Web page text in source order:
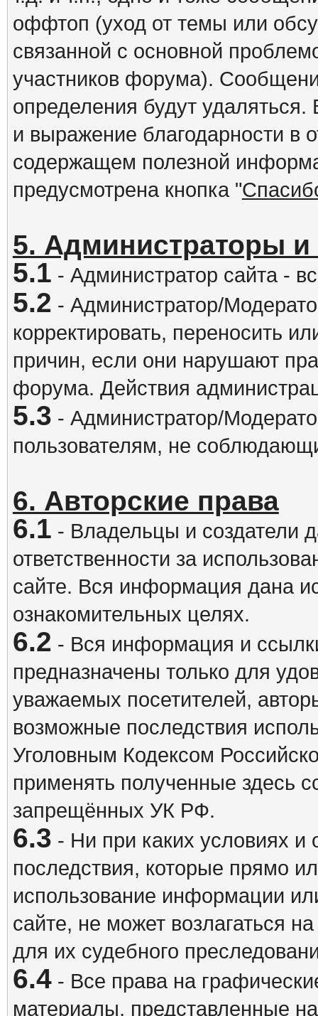
оффтоп (уход от темы или
связанной с основной
участников форума).
определения будут
и выражение благодарности в
содержащем полезной
предусмотрена кнопка "
5. Администраторы
5.1 - Администратор сайта -
5.2 - Администратор/
корректировать, переносить
причин, если они нарушают
форума. Действия
5.3 - Администратор/
пользователям, не
6. Авторские права
6.1 - Владельцы и создатели
ответственности за
сайте. Вся информация дана
ознакомительных целях.
6.2 - Вся информация и
предназначены только для
уважаемых посетителей,
возможные последствия
Уголовным Кодексом
применять полученные здесь
запрещённых УК РФ.
6.3 - Ни при каких условиях и
последствия, которые прямо
использование информации
сайте, не может возлагаться
для их судебного
6.4- Все права на
материалы, представленные